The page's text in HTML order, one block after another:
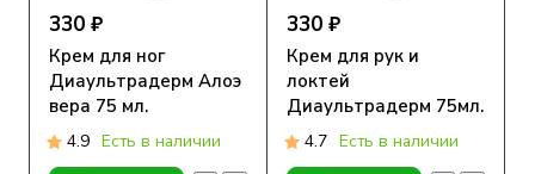
330 ₽
Крем для ног
Диаультрадерм Алоэ
вера 75 мл.
4.9 Есть в наличии
330 ₽
Крем для рук и
локтей
Диаультрадерм 75мл.
4.7 Есть в наличии